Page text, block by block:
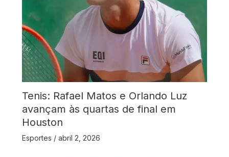
Tenis: Rafael Matos e Orlando Luz
avançam às quartas de final em
Houston
Esportes / abril 2, 2026